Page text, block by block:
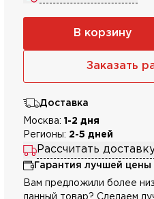
В корзину
Заказать
Доставка
Москва: 1-2 дня
Регионы: 2-5 дней
Рассчитать
Гарантия лучшей цены
Вам предложили более
данный товар? Сделаем